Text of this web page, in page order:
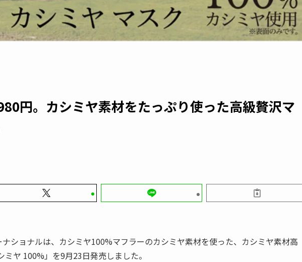
円。カシミヤ素材をたっぷり使った高級贅沢マ
ショナルは、カシミヤ100%マフラーのカシミヤ素材を使った、カシミヤ素材高
ヤ 100%」を9月23日発売しました。